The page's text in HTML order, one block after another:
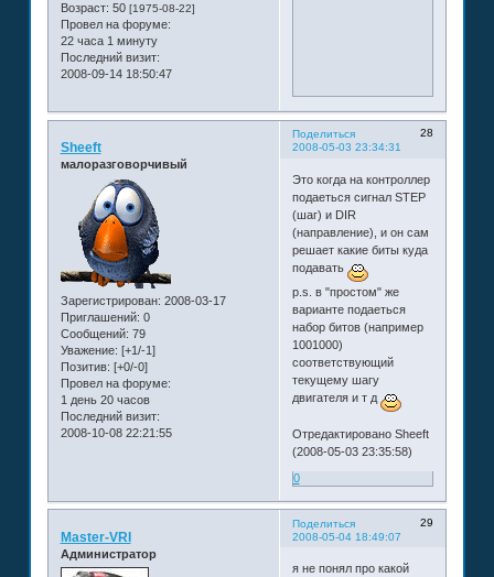
Возраст: 50 [1975-08-22]
Провел на форуме:
22 часа 1 минуту
Последний визит:
2008-09-14 18:50:47
Поделиться
28
2008-05-03 23:34:31
Sheeft
малоразговорчивый
Зарегистрирован: 2008-03-17
Приглашений: 0
Сообщений: 79
Уважение: [+1/-1]
Позитив: [+0/-0]
Провел на форуме:
1 день 20 часов
Последний визит:
2008-10-08 22:21:55
Это когда на контроллер
подаеться сигнал STEP
(шаг) и DIR
(направление), и он сам
решает какие биты куда
подавать
p.s. в "простом" же
варианте подаеться
набор битов (например
1001000)
соответствующий
текущему шагу
двигателя и т д
Отредактировано Sheeft
(2008-05-03 23:35:58)
0
Поделиться
29
2008-05-04 18:49:07
Master-VRI
Администратор
я не понял про какой